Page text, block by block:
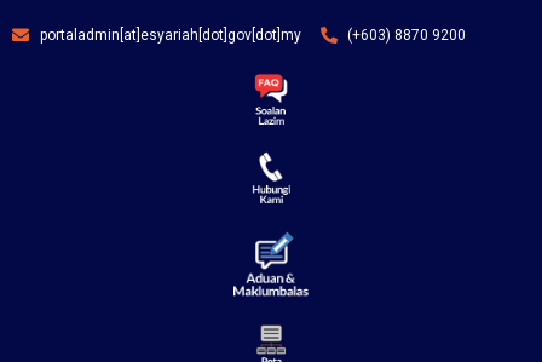
portaladmin[at]esyariah[dot]gov[dot]my (+603) 8870 9200